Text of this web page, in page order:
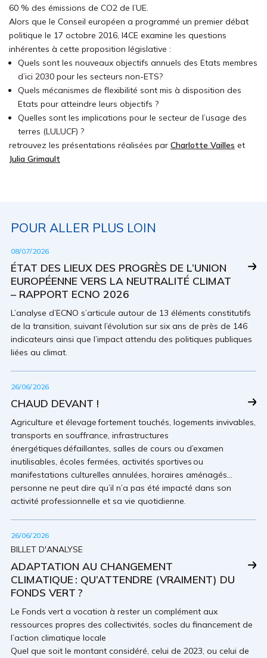
60 % des émissions de CO2 de l’UE.
Alors que le Conseil européen a programmé un premier débat
politique le 17 octobre 2016, I4CE examine les questions
inhérentes à cette proposition législative :
Quels sont les nouveaux objectifs annuels des Etats membres
d’ici 2030 pour les secteurs non-ETS?
Quels mécanismes de flexibilité sont mis à disposition des
Etats pour atteindre leurs objectifs ?
Quelles sont les implications pour le secteur de l’usage des
terres (LULUCF) ?
retrouvez les présentations réalisées par Charlotte Vailles et
Julia Grimault
POUR ALLER PLUS LOIN
08/07/2026
ÉTAT DES LIEUX DES PROGRÈS DE L’UNION
EUROPÉENNE VERS LA NEUTRALITÉ CLIMAT
– RAPPORT ECNO 2026
L’analyse d’ECNO s’articule autour de 13 éléments constitutifs
de la transition, suivant l’évolution sur six ans de près de 146
indicateurs ainsi que l’impact attendu des politiques publiques
liées au climat.
26/06/2026
CHAUD DEVANT !
Agriculture et élevage fortement touchés, logements invivables,
transports en souffrance, infrastructures
énergétiques défaillantes, salles de cours ou d’examen
inutilisables, écoles fermées, activités sportives ou
manifestations culturelles annulées, horaires aménagés…
personne ne peut dire qu’il n’a pas été impacté dans son
activité professionnelle et sa vie quotidienne.
26/06/2026
BILLET D'ANALYSE
ADAPTATION AU CHANGEMENT
CLIMATIQUE : QU’ATTENDRE (VRAIMENT) DU
FONDS VERT ?
Le Fonds vert a vocation à rester un complément aux
ressources propres des collectivités, socles du financement de
l’action climatique locale
Quel que soit le montant considéré, celui de 2023, ou celui de